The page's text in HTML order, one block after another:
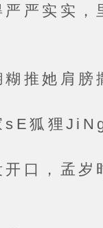
实，里
她肩膀撒
狸JiNgg
孟岁时